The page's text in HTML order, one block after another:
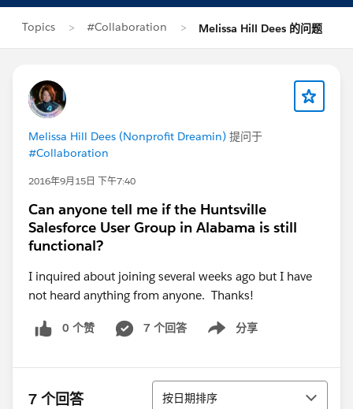
Topics #Collaboration Melissa Hill Dees 的问题
Melissa Hill Dees (Nonprofit Dreamin) 提问于
#Collaboration
2016年9月15日 下午7:40
Can anyone tell me if the Huntsville
Salesforce User Group in Alabama is still
functional?
I inquired about joining several weeks ago but I have
not heard anything from anyone. Thanks!
0 个赞 7 个回答 分享
Show menu
7 个回答 排序
按日期排序